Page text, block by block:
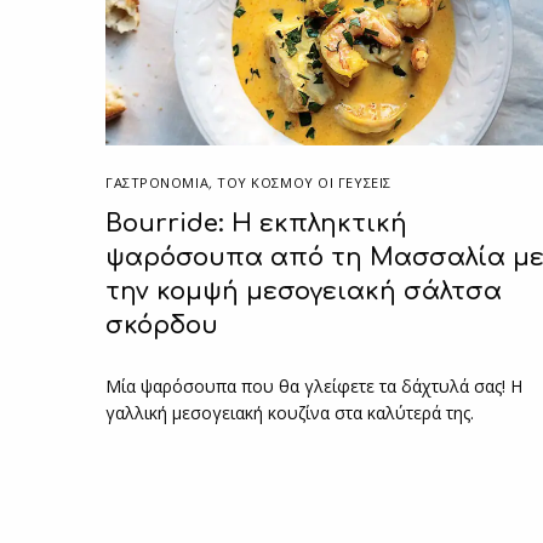
ΓΑΣΤΡΟΝΟΜΙΑ,ΤΟΥ ΚΌΣΜΟΥ ΟΙ ΓΕΎΣΕΙΣ
Bourride: Η εκπληκτική
ψαρόσουπα από τη Μασσαλία με
την κομψή μεσογειακή σάλτσα
σκόρδου
Μία ψαρόσουπα που θα γλείφετε τα δάχτυλά σας! Η
γαλλική μεσογειακή κουζίνα στα καλύτερά της.